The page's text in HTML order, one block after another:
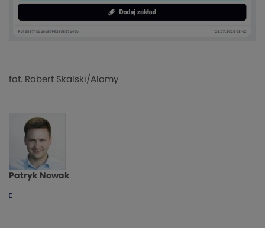
fot. Robert Skalski/Alamy
Patryk Nowak